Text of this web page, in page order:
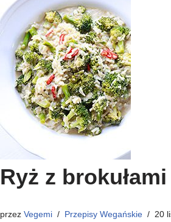
Ryż z brokułami
przez Vegemi Przepisy Wegańskie
20